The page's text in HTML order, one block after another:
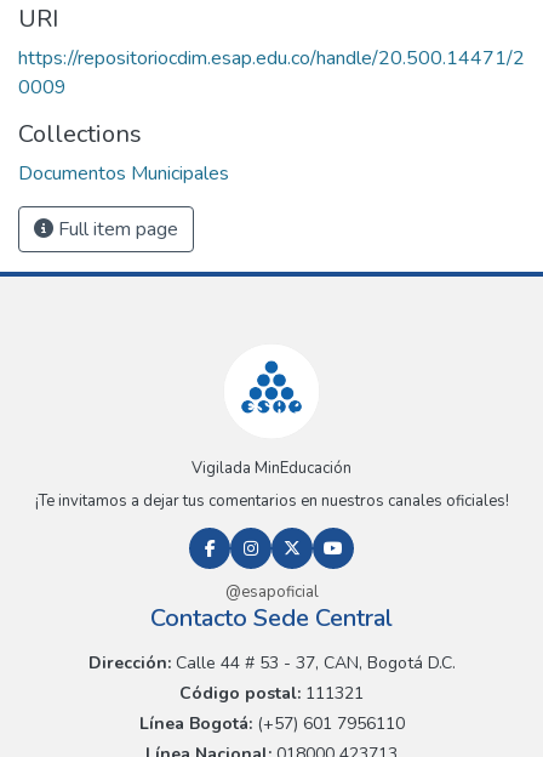
URI
https://repositoriocdim.esap.edu.co/handle/20.500.14471/2
0009
Collections
Documentos Municipales
Full item page
Vigilada MinEducación
¡Te invitamos a dejar tus comentarios en nuestros canales oficiales!
@esapoficial
Contacto Sede Central
Dirección:Calle 44 # 53 - 37, CAN, Bogotá D.C.
Código postal: 111321
Línea Bogotá:(+57) 601 7956110